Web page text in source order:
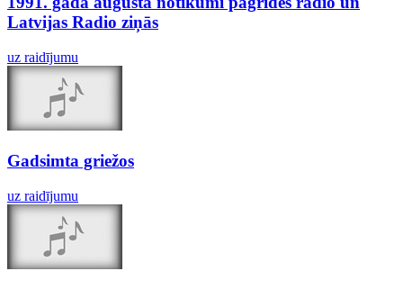
Latvijas Radio ziņās
uz raidījumu
Gadsimta griežos
uz raidījumu